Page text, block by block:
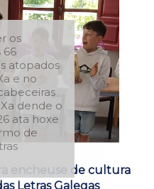
encheuse de cultura
Letras Galegas
os
66
atopados
e no
dende o
ata hoxe
de